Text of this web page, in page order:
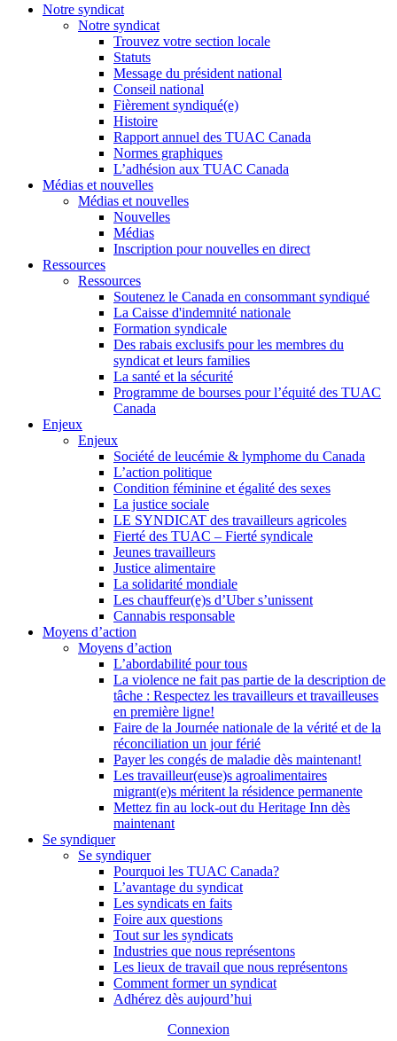
Notre syndicat
Notre syndicat
Trouvez votre section locale
Statuts
Message du président national
Conseil national
Fièrement syndiqué(e)
Histoire
Rapport annuel des TUAC Canada
Normes graphiques
L’adhésion aux TUAC Canada
Médias et nouvelles
Médias et nouvelles
Nouvelles
Médias
Inscription pour nouvelles en direct
Ressources
Ressources
Soutenez le Canada en consommant syndiqué
La Caisse d'indemnité nationale
Formation syndicale
Des rabais exclusifs pour les membres du
syndicat et leurs families
La santé et la sécurité
Programme de bourses pour l’équité des TUAC
Canada
Enjeux
Enjeux
Société de leucémie & lymphome du Canada
L’action politique
Condition féminine et égalité des sexes
La justice sociale
LE SYNDICAT des travailleurs agricoles
Fierté des TUAC – Fierté syndicale
Jeunes travailleurs
Justice alimentaire
La solidarité mondiale
Les chauffeur(e)s d’Uber s’unissent
Cannabis responsable
Moyens d’action
Moyens d’action
L’abordabilité pour tous
La violence ne fait pas partie de la description de
tâche : Respectez les travailleurs et travailleuses
en première ligne!
Faire de la Journée nationale de la vérité et de la
réconciliation un jour férié
Payer les congés de maladie dès maintenant!
Les travailleur(euse)s agroalimentaires
migrant(e)s méritent la résidence permanente
Mettez fin au lock-out du Heritage Inn dès
maintenant
Se syndiquer
Se syndiquer
Pourquoi les TUAC Canada?
L’avantage du syndicat
Les syndicats en faits
Foire aux questions
Tout sur les syndicats
Industries que nous représentons
Les lieux de travail que nous représentons
Comment former un syndicat
Adhérez dès aujourd’hui
Connexion